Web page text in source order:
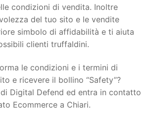
condizioni di vendita. Inoltre
del tuo sito e le vendite
simbolo di affidabilità e ti aiuta
clienti truffaldini.
le condizioni e i termini di
e ricevere il bollino “Safety”?
Digital Defend ed entra in contatto
Ecommerce a Chiari.